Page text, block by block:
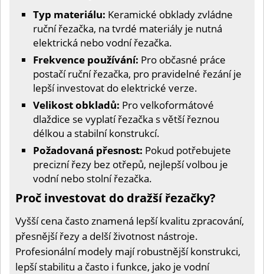
Typ materiálu: Keramické obklady zvládne
ruční řezačka, na tvrdé materiály je nutná
elektrická nebo vodní řezačka.
Frekvence používání: Pro občasné práce
postačí ruční řezačka, pro pravidelné řezání je
lepší investovat do elektrické verze.
Velikost obkladů: Pro velkoformátové
dlaždice se vyplatí řezačka s větší řeznou
délkou a stabilní konstrukcí.
Požadovaná přesnost: Pokud potřebujete
precizní řezy bez otřepů, nejlepší volbou je
vodní nebo stolní řezačka.
Proč investovat do dražší řezačky?
Vyšší cena často znamená lepší kvalitu zpracování,
přesnější řezy a delší životnost nástroje.
Profesionální modely mají robustnější konstrukci,
lepší stabilitu a často i funkce, jako je vodní